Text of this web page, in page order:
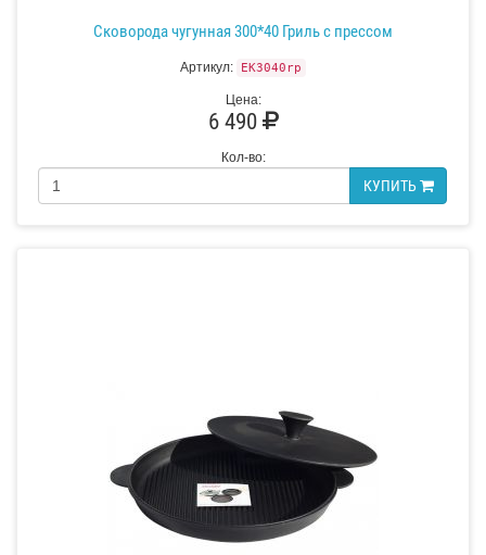
Сковорода чугунная 300*40 Гриль с прессом
Артикул: EK3040rp
Цена:
6 490
Кол-во:
КУПИТЬ